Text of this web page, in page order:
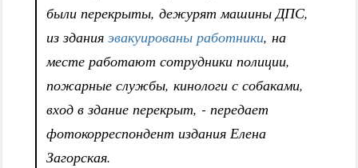
были перекрыты, дежурят машины ДПС,
из здания эвакуированы работники, на
месте работают сотрудники полиции,
пожарные службы, кинологи с собаками,
вход в здание перекрыт, - передает
фотокорреспондент издания Елена
Загорская.